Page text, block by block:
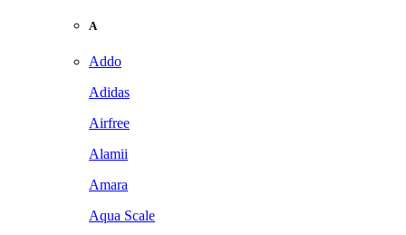
A
Addo
Adidas
Airfree
Alamii
Amara
Aqua Scale